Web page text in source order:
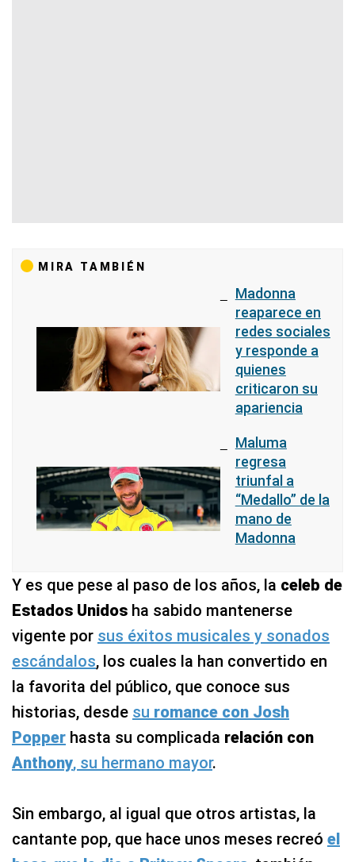
MIRA TAMBIÉN
Madonna
reaparece en
redes sociales
y responde a
quienes
criticaron su
apariencia
Maluma
regresa
triunfal a
“Medallo” de la
mano de
Madonna
Y es que pese al paso de los años, la celeb de
Estados Unidos ha sabido mantenerse
vigente por sus éxitos musicales y sonados
escándalos, los cuales la han convertido en
la favorita del público, que conoce sus
historias, desde su romance con Josh
Popper hasta su complicada relación con
Anthony, su hermano mayor.
Sin embargo, al igual que otros artistas, la
cantante pop, que hace unos meses recreó el